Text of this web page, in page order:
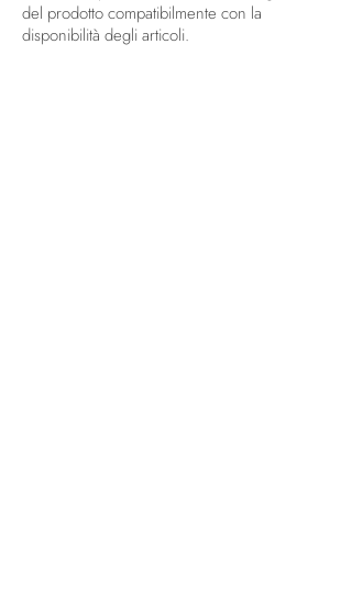
del prodotto compatibilmente con la
disponibilità degli articoli.